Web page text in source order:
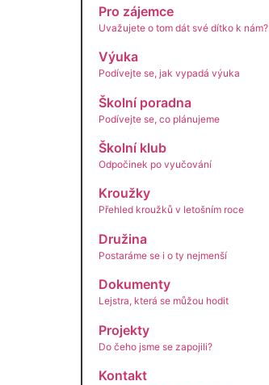
Pro zájemce
Uvažujete o tom dát své dítko k nám?
Výuka
Podívejte se, jak vypadá výuka
Školní poradna
Podívejte se, co plánujeme
Školní klub
Odpočinek po vyučování
Kroužky
Přehled kroužků v letošním roce
Družina
Postaráme se i o ty nejmenší
Dokumenty
Lejstra, která se můžou hodit
Projekty
Do čeho jsme se zapojili?
Kontakt